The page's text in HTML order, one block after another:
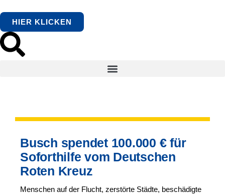
HIER KLICKEN
Busch spendet 100.000 € für
Soforthilfe vom Deutschen
Roten Kreuz
Menschen auf der Flucht, zerstörte Städte, beschädigte